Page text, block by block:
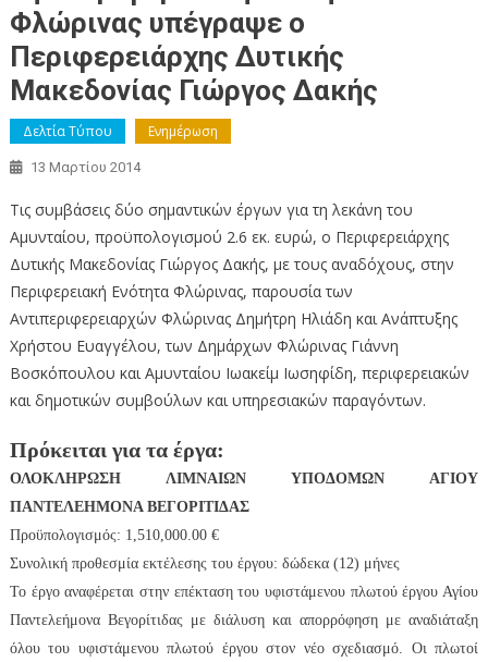
Φλώρινας υπέγραψε ο
Περιφερειάρχης Δυτικής
Μακεδονίας Γιώργος Δακής
Δελτία Τύπου Ενημέρωση
13 Μαρτίου 2014
Τις συμβάσεις δύο σημαντικών έργων για τη λεκάνη του
Αμυνταίου, προϋπολογισμού 2.6 εκ. ευρώ, ο Περιφερειάρχης
Δυτικής Μακεδονίας Γιώργος Δακής, με τους αναδόχους, στην
Περιφερειακή Ενότητα Φλώρινας, παρουσία των
Αντιπεριφερειαρχών Φλώρινας Δημήτρη Ηλιάδη και Ανάπτυξης
Χρήστου Ευαγγέλου, των Δημάρχων Φλώρινας Γιάννη
Βοσκόπουλου και Αμυνταίου Ιωακείμ Ιωσηφίδη, περιφερειακών
και δημοτικών συμβούλων και υπηρεσιακών παραγόντων.
Πρόκειται για τα έργα:
ΟΛΟΚΛΗΡΩΣΗ ΛΙΜΝΑΙΩΝ ΥΠΟΔΟΜΩΝ ΑΓΙΟΥ
ΠΑΝΤΕΛΕΗΜΟΝΑ ΒΕΓΟΡΙΤΙΔΑΣ
Προϋπολογισμός: 1,510,000.00 €
Συνολική προθεσμία εκτέλεσης του έργου: δώδεκα (12) μήνες
Το έργο αναφέρεται στην επέκταση του υφιστάμενου πλωτού έργου Αγίου
Παντελεήμονα Βεγορίτιδας με διάλυση και απορρόφηση με αναδιάταξη
όλου του υφιστάμενου πλωτού έργου στον νέο σχεδιασμό. Οι πλωτοί